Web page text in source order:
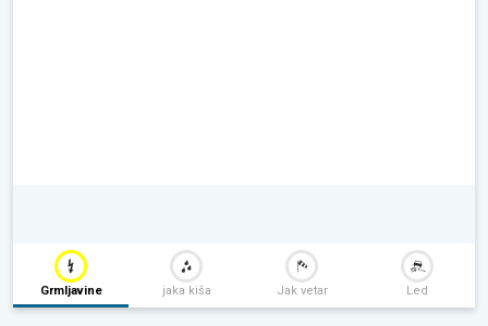
Grmljavine jaka kiša Jak vetar Led